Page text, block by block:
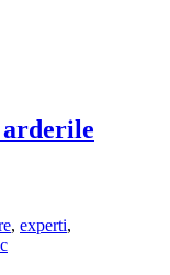
, experti,